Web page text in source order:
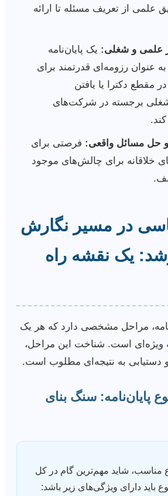
علمی از تعریف مسئله تا ارائه
علمی و شغلی: یک پایان‌نامه
عنوان رزومه‌ای قدرتمند برای
مقطع دکترا یا یافتن
برجسته در شرکت‌های
و حل مسائل واقعی: فرصتی برای
خلاقانه برای چالش‌های موجود
در مسیر نگارش
یک نقشه راه
مراحل مشخصی دارد که هر یک
ویژه‌ای است. شناخت این مراحل،
دستیابی به نتیجه‌ای مطلوب است.
پایان‌نامه: سنگ بنای
مناسب، شاید مهم‌ترین گام در کل
باید دارای ویژگی‌های زیر باشد: